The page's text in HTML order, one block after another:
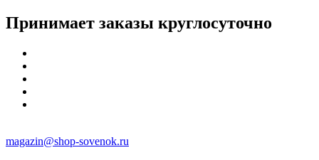
Принимает заказы круглосуточно
magazin@shop-sovenok.ru